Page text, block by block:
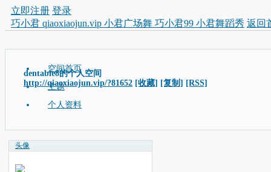
立即注册 登录
巧小君 qiaoxiaojun.vip 小君广场舞 巧小君99 小君舞蹈秀 返回
dentable8的个人空间
http://qiaoxiaojun.vip/?81652 [收藏] [复制] [RSS]
空间首页
主题
个人资料
头像